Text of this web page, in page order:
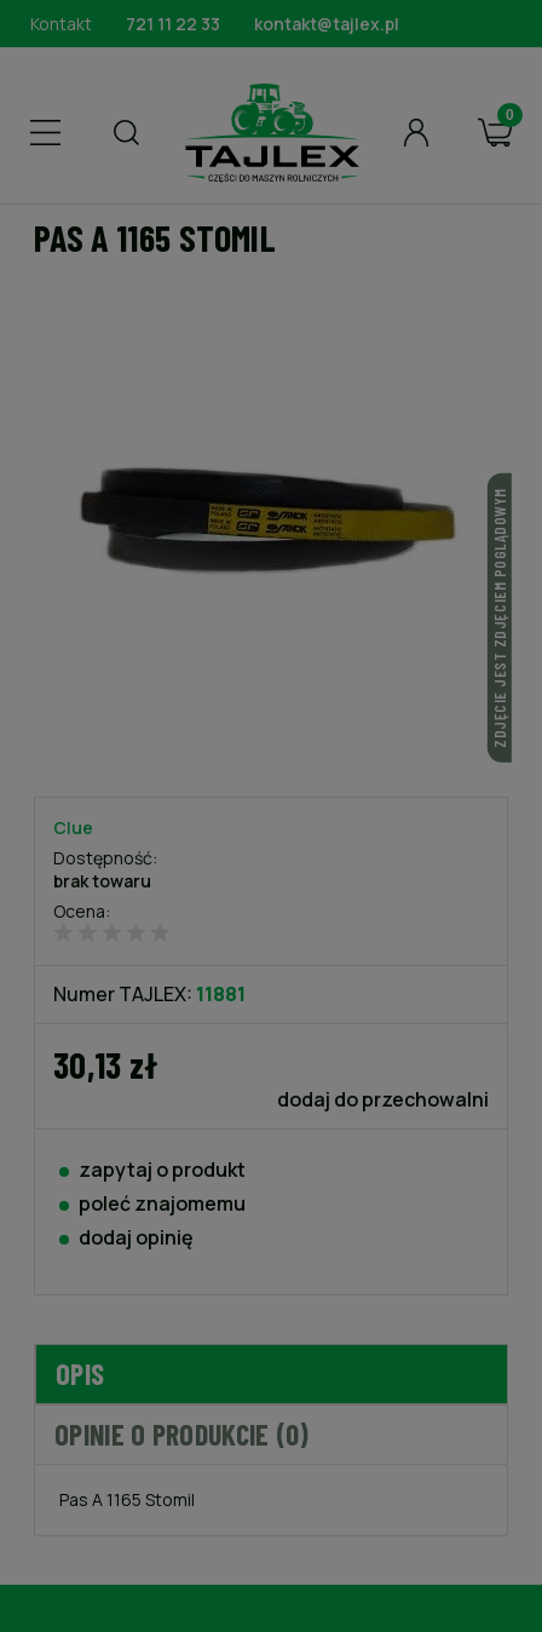
Kontakt 721 11 22 33 kontakt@tajlex.pl
PAS A 1165 STOMIL
ZDJĘCIE JEST ZDJĘCIEM POGLĄDOWYM
Ocena:
Clue
Dostępność:
brak towaru
Numer TAJLEX: 11881
30,13 zł
dodaj do przechowalni
zapytaj o produkt
poleć znajomemu
dodaj opinię
OPIS
OPINIE O PRODUKCIE (0)
Pas A 1165 Stomil